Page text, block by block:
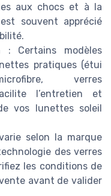
aux chocs et à la
souvent apprécié
: Certains modèles
pratiques (étui
verres
l’entretien et
vos lunettes soleil
selon la marque
des verres
les conditions de
avant de valider